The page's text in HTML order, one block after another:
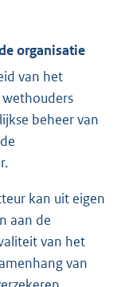
organisatie
van het
wethouders
beheer van
kan uit eigen
aan de
van het
van